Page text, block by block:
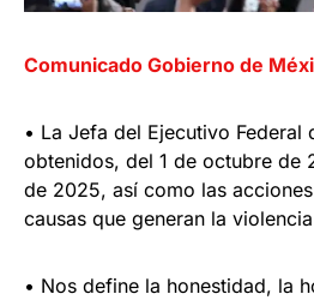
Comunicado Gobierno de
• La Jefa del Ejecutivo Federal
obtenidos, del 1 de octubre de
de 2025, así como las
causas que generan la violencia
• Nos define la honestidad, la